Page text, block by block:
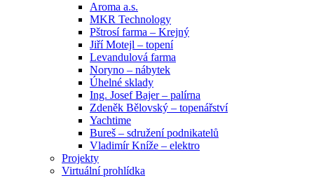
Aroma a.s.
MKR Technology
Pštrosí farma – Krejný
Jiří Motejl – topení
Levandulová farma
Noryno – nábytek
Úhelné sklady
Ing. Josef Bajer – palírna
Zdeněk Bělovský – topenářství
Yachtime
Bureš – sdružení podnikatelů
Vladimír Kníže – elektro
Projekty
Virtuální prohlídka